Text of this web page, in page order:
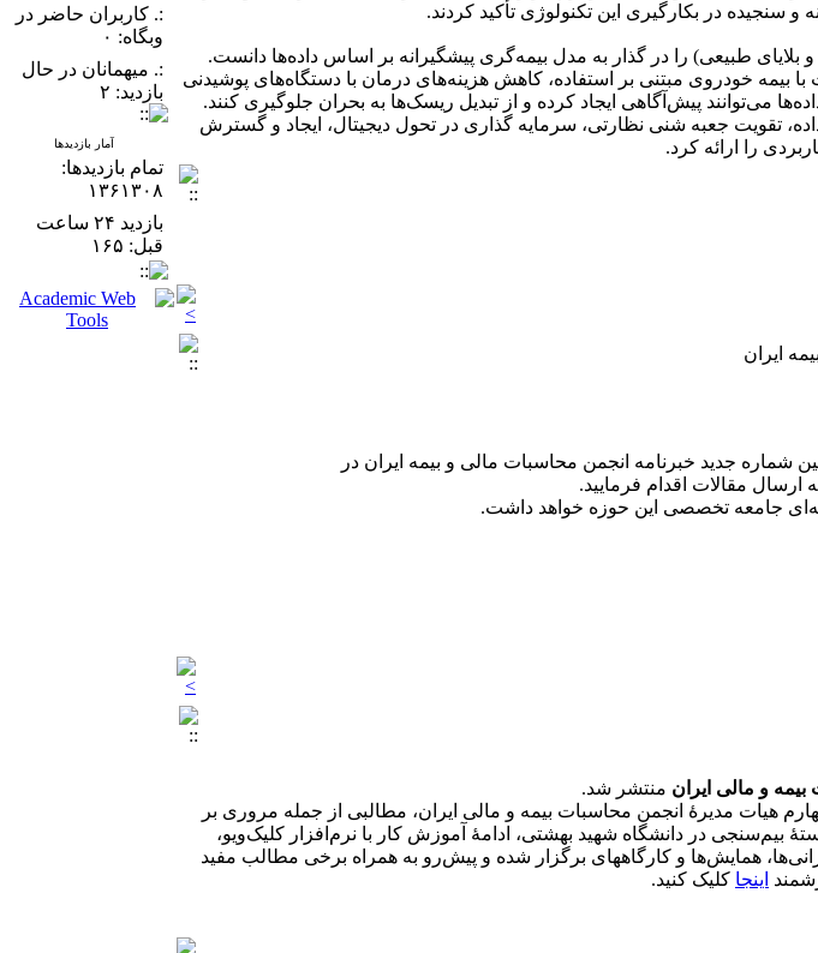
بلایای طبیعی) را در گذار به مدل بیمه‌گری پیشگیرانه بر اساس داده‌ها دانست.
بین‌المللی مانند کاهش ۱۵ تا ۲۰ درصدی تصادفات با بیمه خودروی مبتنی بر استفاده، کاهش هزینه‌های درمان با دستگاه‌های پوشیدنی
می‌توانند پیش‌آگاهی ایجاد کرده و از تبدیل ریسک‌ها به بحران جلوگیری کنند.
تقویت جعبه شنی نظارتی، سرمایه گذاری در تحول دیجیتال، ایجاد و گسترش
را ارائه کرد.
ایران
شماره جدید خبرنامه انجمن محاسبات مالی و بیمه ایران در
جامعه تخصصی این حوزه خواهد داشت.
و مالی ایران منتشر شد.
هیات مدیرۀ انجمن محاسبات بیمه و مالی ایران، مطالبی از جمله مروری بر
بیم‌سنجی در دانشگاه شهید بهشتی، ادامۀ آموزش کار با نرم‌افزار کلیک‌ویو،
همایش‌ها و کارگاههای برگزار شده و پیش‌رو به همراه برخی مطالب مفید
اینجا کلیک کنید.
:. کاربران حاضر در
وبگاه: ۰
:. میهمانان در حال
بازدید: ۲
آمار بازدیدها
تمام بازدید‌ها:
۱۳۶۱۳۰۸
بازدید ۲۴ ساعت
قبل: ۱۶۵